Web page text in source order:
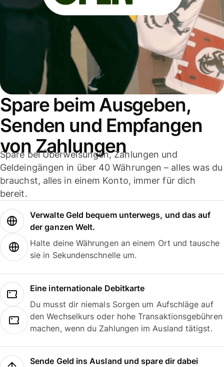
Spare beim Ausgeben,
Senden und Empfangen
von Zahlungen
Spare bei Überweisungen, Zahlungen und
Geldeingängen in über 40 Währungen – alles was du
brauchst, alles in einem Konto, immer für dich
bereit.
Verwalte Geld bequem unterwegs, und das auf
der ganzen Welt.
Halte deine Währungen an einem Ort und tausche
sie in Sekundenschnelle um.
Eine internationale Debitkarte
Du musst dir niemals Sorgen um Aufschläge auf
den Wechselkurs oder hohe Transaktionsgebühren
machen, wenn du Zahlungen im Ausland tätigst.
Sende Geld ins Ausland und spare dir dabei